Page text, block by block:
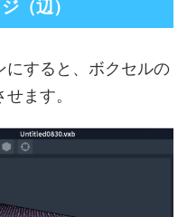
（辺）
にすると、ボクセルの
ます。